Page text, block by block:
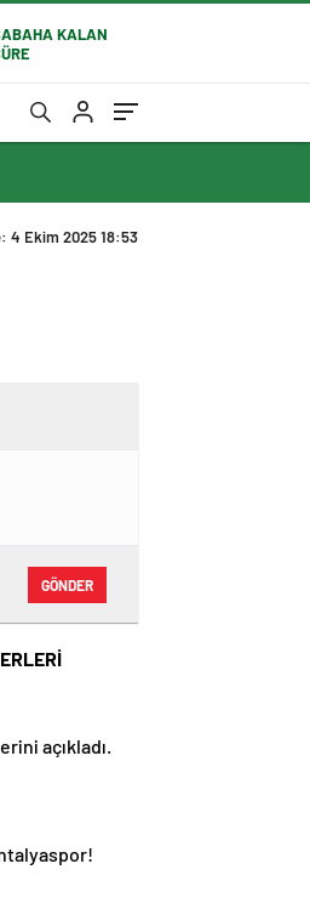
KALAN
4 Ekim 2025 18:53
GÖNDER
açıkladı.